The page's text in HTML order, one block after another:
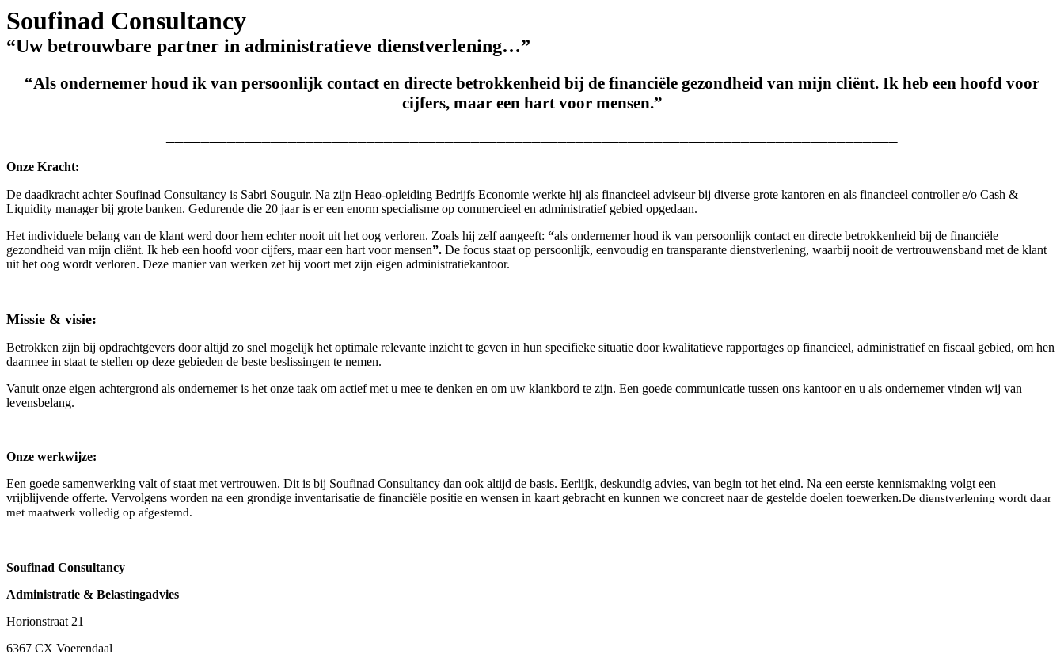
Soufinad Consultancy
“Uw betrouwbare partner in administratieve dienstverlening…”
“Als ondernemer houd ik van persoonlijk contact en directe betrokkenheid bij de financiële gezondheid van mijn cliënt. Ik heb een hoofd voor
cijfers, maar een hart voor mensen.”
Onze Kracht:
De daadkracht achter Soufinad Consultancy is Sabri Souguir. Na zijn Heao-opleiding Bedrijfs Economie werkte hij als financieel adviseur bij diverse grote kantoren en als financieel controller e/o Cash &
Liquidity manager bij grote banken. Gedurende die 20 jaar is er een enorm specialisme op commercieel en administratief gebied opgedaan.
Het individuele belang van de klant werd door hem echter nooit uit het oog verloren. Zoals hij zelf aangeeft: “als ondernemer houd ik van persoonlijk contact en directe betrokkenheid bij de financiële
gezondheid van mijn cliënt. Ik heb een hoofd voor cijfers, maar een hart voor mensen”. De focus staat op persoonlijk, eenvoudig en transparante dienstverlening, waarbij nooit de vertrouwensband met de klant
uit het oog wordt verloren. Deze manier van werken zet hij voort met zijn eigen administratiekantoor.
Missie & visie:
Betrokken zijn bij opdrachtgevers door altijd zo snel mogelijk het optimale relevante inzicht te geven in hun specifieke situatie door kwalitatieve rapportages op financieel, administratief en fiscaal gebied, om hen
daarmee in staat te stellen op deze gebieden de beste beslissingen te nemen.
Vanuit onze eigen achtergrond als ondernemer is het onze taak om actief met u mee te denken en om uw klankbord te zijn. Een goede communicatie tussen ons kantoor en u als ondernemer vinden wij van
levensbelang.
Onze werkwijze:
Een goede samenwerking valt of staat met vertrouwen. Dit is bij Soufinad Consultancy dan ook altijd de basis. Eerlijk, deskundig advies, van begin tot het eind. Na een eerste kennismaking volgt een
vrijblijvende offerte. Vervolgens worden na een grondige inventarisatie de financiële positie en wensen in kaart gebracht en kunnen we concreet naar de gestelde doelen toewerken.De dienstverlening wordt daar
met maatwerk volledig op afgestemd.
Soufinad Consultancy
Administratie & Belastingadvies
Horionstraat 21
6367 CX Voerendaal